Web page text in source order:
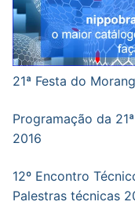
21ª Festa do
Programação da
2016
12º Encontro
Palestras técnicas